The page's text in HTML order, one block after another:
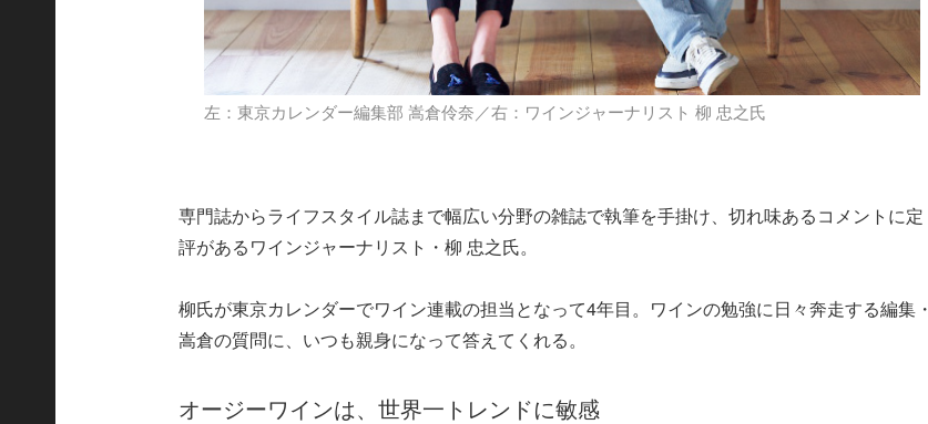
左：東京カレンダー編集部 嵩倉伶奈／右：ワインジャーナリスト 柳 忠之氏
専門誌からライフスタイル誌まで幅広い分野の雑誌で執筆を手掛け、切れ味あるコメントに定
評があるワインジャーナリスト・柳 忠之氏。
柳氏が東京カレンダーでワイン連載の担当となって4年目。ワインの勉強に日々奔走する編集・
嵩倉の質問に、いつも親身になって答えてくれる。
オージーワインは、世界一トレンドに敏感